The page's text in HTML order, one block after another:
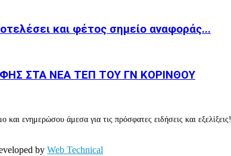
και φέτος σημείο αναφοράς...
ΣΤΑ ΝΕΑ ΤΕΠ ΤΟΥ ΓΝ ΚΟΡΙΝΘΟΥ
ενημερώσου άμεσα για τις πρόσφατες ειδήσεις και εξελίξεις!
by Web Technical